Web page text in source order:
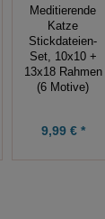
Meditierende
Katze
Stickdateien-
Set, 10x10 +
13x18 Rahmen
(6 Motive)
9,99 € *